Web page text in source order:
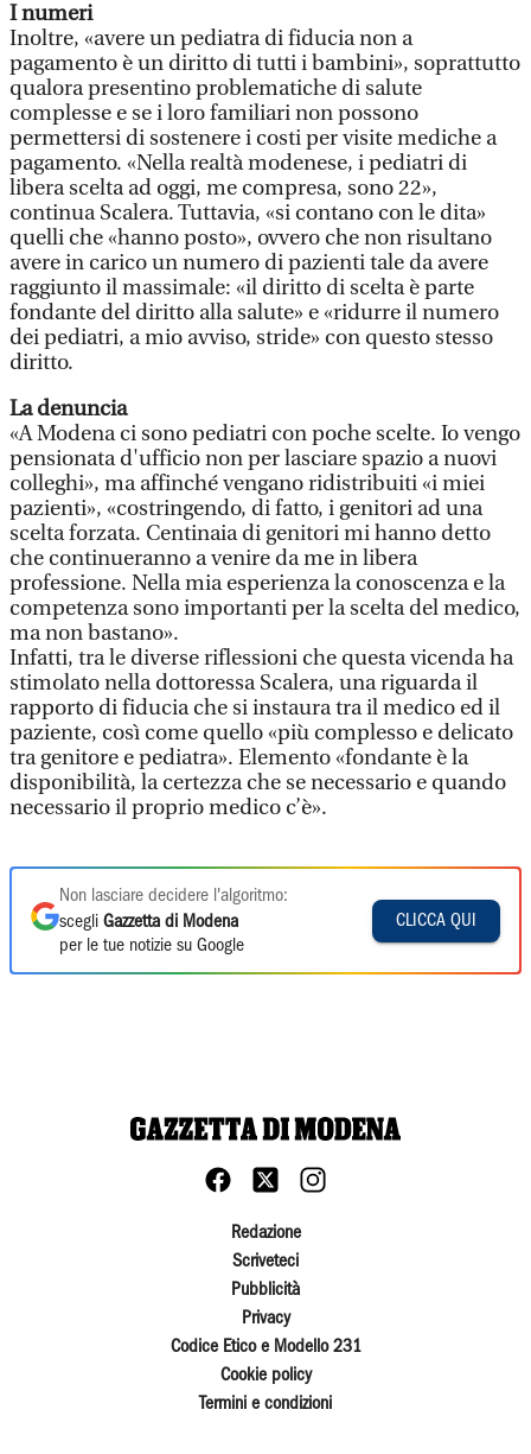
I numeri
Inoltre, «avere un pediatra di fiducia non a
pagamento è un diritto di tutti i bambini», soprattutto
qualora presentino problematiche di salute
complesse e se i loro familiari non possono
permettersi di sostenere i costi per visite mediche a
pagamento. «Nella realtà modenese, i pediatri di
libera scelta ad oggi, me compresa, sono 22»,
continua Scalera. Tuttavia, «si contano con le dita»
quelli che «hanno posto», ovvero che non risultano
avere in carico un numero di pazienti tale da avere
raggiunto il massimale: «il diritto di scelta è parte
fondante del diritto alla salute» e «ridurre il numero
dei pediatri, a mio avviso, stride» con questo stesso
diritto.
La denuncia
«A Modena ci sono pediatri con poche scelte. Io vengo
pensionata d'ufficio non per lasciare spazio a nuovi
colleghi», ma affinché vengano ridistribuiti «i miei
pazienti», «costringendo, di fatto, i genitori ad una
scelta forzata. Centinaia di genitori mi hanno detto
che continueranno a venire da me in libera
professione. Nella mia esperienza la conoscenza e la
competenza sono importanti per la scelta del medico,
ma non bastano».
Infatti, tra le diverse riflessioni che questa vicenda ha
stimolato nella dottoressa Scalera, una riguarda il
rapporto di fiducia che si instaura tra il medico ed il
paziente, così come quello «più complesso e delicato
tra genitore e pediatra». Elemento «fondante è la
disponibilità, la certezza che se necessario e quando
necessario il proprio medico c’è».
Non lasciare decidere l'algoritmo:
scegli Gazzetta di Modena
per le tue notizie su Google
CLICCA QUI
Redazione
Scriveteci
Pubblicità
Privacy
Codice Etico e Modello 231
Cookie policy
Termini e condizioni